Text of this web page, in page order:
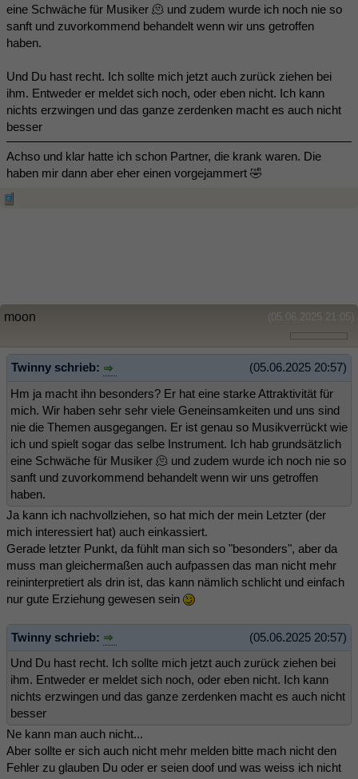
eine Schwäche für Musiker 🫠 und zudem wurde ich noch nie so
sanft und zuvorkommend behandelt wenn wir uns getroffen
haben.
Und Du hast recht. Ich sollte mich jetzt auch zurück ziehen bei
ihm. Entweder er meldet sich noch, oder eben nicht. Ich kann
nichts erzwingen und das ganze zerdenken macht es auch nicht
besser
Achso und klar hatte ich schon Partner, die krank waren. Die
haben mir dann aber eher einen vorgejammert 🤣
(05.06.2025 21:05)
moon
(05.06.2025 20:57)
Twinny schrieb:
Hm ja macht ihn besonders? Er hat eine starke Attraktivität für
mich. Wir haben sehr sehr viele Geneinsamkeiten und uns sind
nie die Themen ausgegangen. Er ist genau so Musikverrückt wie
ich und spielt sogar das selbe Instrument. Ich hab grundsätzlich
eine Schwäche für Musiker 🫠 und zudem wurde ich noch nie so
sanft und zuvorkommend behandelt wenn wir uns getroffen
haben.
Ja kann ich nachvollziehen, so hat mich der mein Letzter (der
mich interessiert hat) auch einkassiert.
Gerade letzter Punkt, da fühlt man sich so "besonders", aber da
muss man gleichermaßen auch aufpassen das man nicht mehr
reininterpretiert als drin ist, das kann nämlich schlicht und einfach
nur gute Erziehung gewesen sein
(05.06.2025 20:57)
Twinny schrieb:
Und Du hast recht. Ich sollte mich jetzt auch zurück ziehen bei
ihm. Entweder er meldet sich noch, oder eben nicht. Ich kann
nichts erzwingen und das ganze zerdenken macht es auch nicht
besser
Ne kann man auch nicht...
Aber sollte er sich auch nicht mehr melden bitte mach nicht den
Fehler zu glauben Du oder er seien doof und was weiss ich nicht